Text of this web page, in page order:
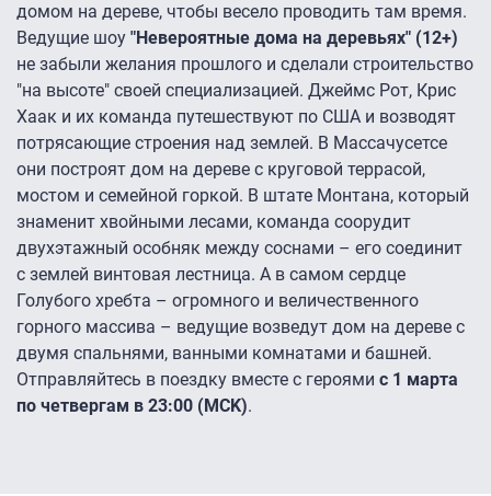
домом на дереве, чтобы весело проводить там время.
Ведущие шоу "Невероятные дома на деревьях" (12+)
не забыли желания прошлого и сделали строительство
"на высоте" своей специализацией. Джеймс Рот, Крис
Хаак и их команда путешествуют по США и возводят
потрясающие строения над землей. В Массачусетсе
они построят дом на дереве с круговой террасой,
мостом и семейной горкой. В штате Монтана, который
знаменит хвойными лесами, команда соорудит
двухэтажный особняк между соснами – его соединит
с землей винтовая лестница. А в самом сердце
Голубого хребта – огромного и величественного
горного массива – ведущие возведут дом на дереве с
двумя спальнями, ванными комнатами и башней.
Отправляйтесь в поездку вместе с героями с 1 марта
по четвергам в 23:00 (MCK).